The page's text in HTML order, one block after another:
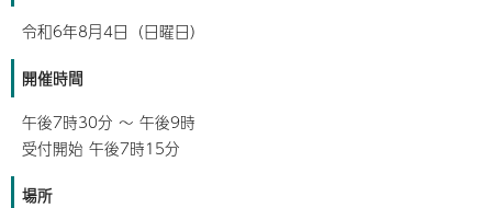
令和6年8月4日（日曜日）
開催時間
午後7時30分 ～ 午後9時
受付開始 午後7時15分
場所